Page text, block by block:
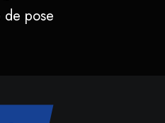
de pose